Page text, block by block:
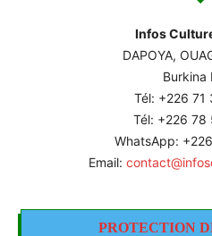
Infos
DAPOYA,
Burkina
Tél: +226 71
Tél: +226 78
WhatsApp:
Email:
PROTECTION